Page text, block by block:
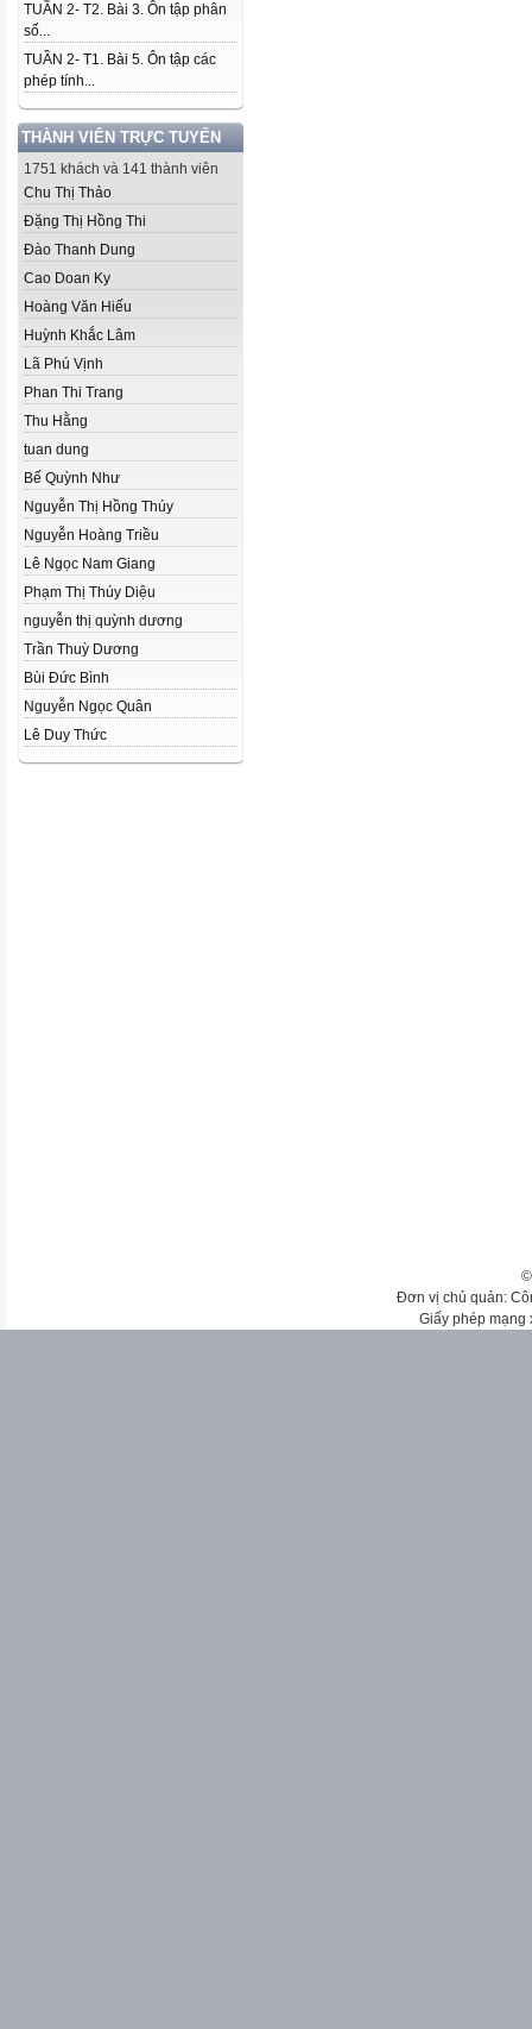
TUẦN 2- T2. Bài 3. Ôn tập phân
số...
TUẦN 2- T1. Bài 5. Ôn tập các
phép tính...
THÀNH VIÊN TRỰC TUYẾN
1751 khách và 141 thành viên
Chu Thị Thảo
Đặng Thị Hồng Thi
Đào Thanh Dung
Cao Doan Ky
Hoàng Văn Hiếu
Huỳnh Khắc Lâm
Lã Phú Vịnh
Phan Thi Trang
Thu Hằng
tuan dung
Bế Quỳnh Như
Nguyễn Thị Hồng Thúy
Nguyễn Hoàng Triều
Lê Ngọc Nam Giang
Phạm Thị Thúy Diệu
nguyễn thị quỳnh dương
Trần Thuỳ Dương
Bùi Đức Bình
Nguyễn Ngọc Quân
Lê Duy Thức
Đơn vị chủ quản:
Giấy phép mạng